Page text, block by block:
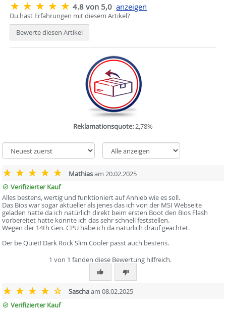
4.8 von 5,0 anzeigen
Du hast Erfahrungen mit diesem Artikel?
Bewerte diesen Artikel
Reklamationsquote:2,78%
Mathiasam 20.02.2025
Verifizierter Kauf
Alles bestens, wertig und funktioniert auf Anhieb wie es soll.
Das Bios war sogar aktueller als jenes das ich von der MSI Webseite
geladen hatte da ich natürlich direkt beim ersten Boot den Bios Flash
vorbereitet hatte konnte ich das sehr schnell feststellen.
Wegen der 14th Gen. CPU habe ich da natürlich drauf geachtet.
Der be Quiet! Dark Rock Slim Cooler passt auch bestens.
1 von 1 fanden diese Bewertung hilfreich.
Saschaam 08.02.2025
Verifizierter Kauf